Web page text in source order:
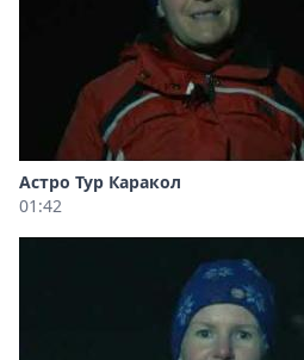
Астро Тур Каракол
01:42